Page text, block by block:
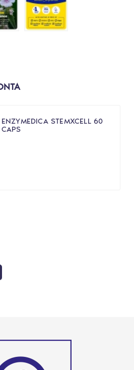
ENZYMEDICA STEMXCELL 60
CAPS